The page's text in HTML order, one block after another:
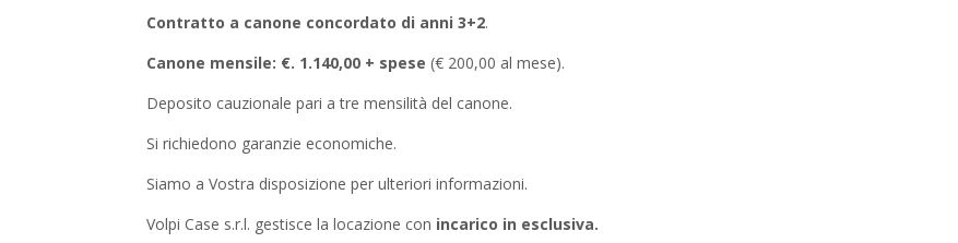
Contratto a canone concordato di anni 3+2.
Canone mensile: €. 1.140,00 + spese (€ 200,00 al mese).
Deposito cauzionale pari a tre mensilità del canone.
Si richiedono garanzie economiche.
Siamo a Vostra disposizione per ulteriori informazioni.
Volpi Case s.r.l. gestisce la locazione con incarico in esclusiva.